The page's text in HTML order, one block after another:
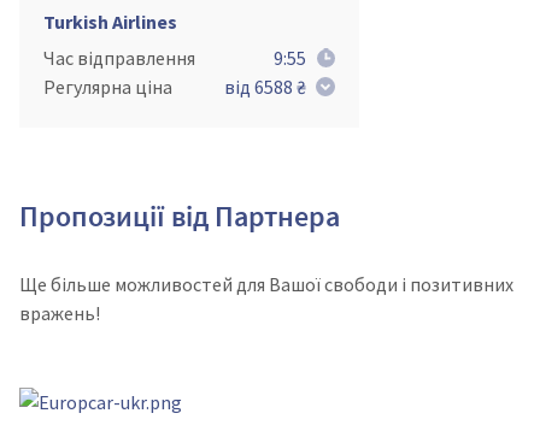
Turkish Airlines
Час відправлення
9:55
Регулярна ціна
від 6588 ₴
Пропозиції від Партнера
Ще більше можливостей для Вашої свободи і позитивних
вражень!